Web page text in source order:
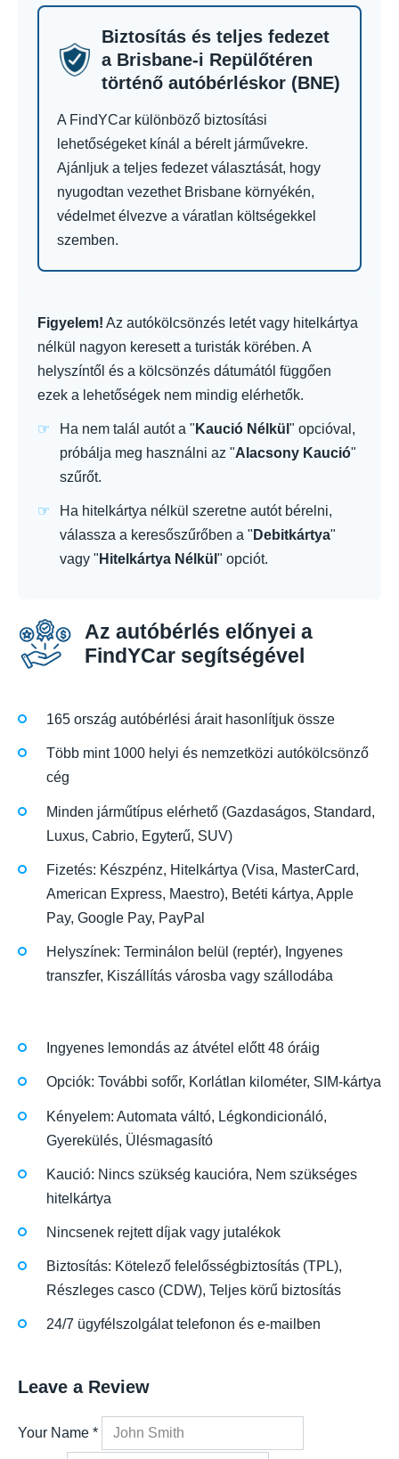
Biztosítás és teljes fedezet
a Brisbane-i Repülőtéren
történő autóbérléskor (BNE)
A FindYCar különböző biztosítási
lehetőségeket kínál a bérelt járművekre.
Ajánljuk a teljes fedezet választását, hogy
nyugodtan vezethet Brisbane környékén,
védelmet élvezve a váratlan költségekkel
szemben.
Figyelem! Az autókölcsönzés letét vagy hitelkártya
nélkül nagyon keresett a turisták körében. A
helyszíntől és a kölcsönzés dátumától függően
ezek a lehetőségek nem mindig elérhetők.
Ha nem talál autót a " Kaució Nélkül " opcióval,
próbálja meg használni az "Alacsony Kaució"
szűrőt.
Ha hitelkártya nélkül szeretne autót bérelni,
válassza a keresőszűrőben a " Debitkártya"
vagy " Hitelkártya Nélkül " opciót.
Az autóbérlés előnyei a
FindYCar segítségével
165 ország autóbérlési árait hasonlítjuk össze
Több mint 1000 helyi és nemzetközi autókölcsönző
cég
Minden járműtípus elérhető (Gazdaságos, Standard,
Luxus, Cabrio, Egyterű, SUV)
Fizetés: Készpénz, Hitelkártya (Visa, MasterCard,
American Express, Maestro), Betéti kártya, Apple
Pay, Google Pay, PayPal
Helyszínek: Terminálon belül (reptér), Ingyenes
transzfer, Kiszállítás városba vagy szállodába
Ingyenes lemondás az átvétel előtt 48 óráig
Opciók: További sofőr, Korlátlan kilométer, SIM-kártya
Kényelem: Automata váltó, Légkondicionáló,
Gyerekülés, Ülésmagasító
Kaució: Nincs szükség kaucióra, Nem szükséges
hitelkártya
Nincsenek rejtett díjak vagy jutalékok
Biztosítás: Kötelező felelősségbiztosítás (TPL),
Részleges casco (CDW), Teljes körű biztosítás
24/7 ügyfélszolgálat telefonon és e-mailben
Leave a Review
Your Name *